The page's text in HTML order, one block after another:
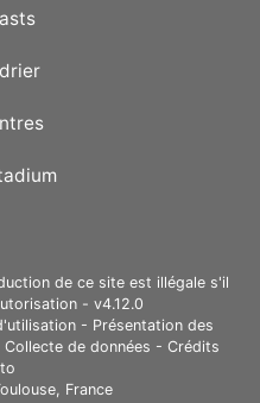
de ce site est illégale s'il
- v4.12.0
- Présentation des
Collecte de données - Crédits
France